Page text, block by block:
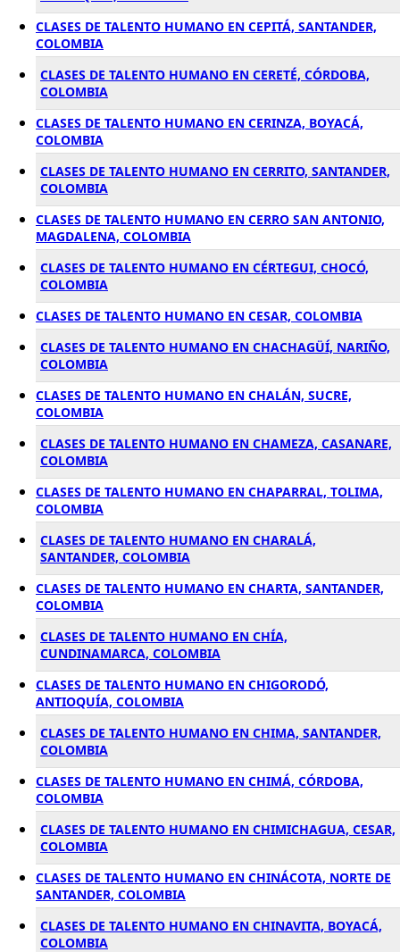
CLASES DE TALENTO HUMANO EN CEPITÁ, SANTANDER,
COLOMBIA
CLASES DE TALENTO HUMANO EN CERETÉ, CÓRDOBA,
COLOMBIA
CLASES DE TALENTO HUMANO EN CERINZA, BOYACÁ,
COLOMBIA
CLASES DE TALENTO HUMANO EN CERRITO, SANTANDER,
COLOMBIA
CLASES DE TALENTO HUMANO EN CERRO SAN ANTONIO,
MAGDALENA, COLOMBIA
CLASES DE TALENTO HUMANO EN CÉRTEGUI, CHOCÓ,
COLOMBIA
CLASES DE TALENTO HUMANO EN CESAR, COLOMBIA
CLASES DE TALENTO HUMANO EN CHACHAGÜÍ, NARIÑO,
COLOMBIA
CLASES DE TALENTO HUMANO EN CHALÁN, SUCRE,
COLOMBIA
CLASES DE TALENTO HUMANO EN CHAMEZA, CASANARE,
COLOMBIA
CLASES DE TALENTO HUMANO EN CHAPARRAL, TOLIMA,
COLOMBIA
CLASES DE TALENTO HUMANO EN CHARALÁ,
SANTANDER, COLOMBIA
CLASES DE TALENTO HUMANO EN CHARTA, SANTANDER,
COLOMBIA
CLASES DE TALENTO HUMANO EN CHÍA,
CUNDINAMARCA, COLOMBIA
CLASES DE TALENTO HUMANO EN CHIGORODÓ,
ANTIOQUÍA, COLOMBIA
CLASES DE TALENTO HUMANO EN CHIMA, SANTANDER,
COLOMBIA
CLASES DE TALENTO HUMANO EN CHIMÁ, CÓRDOBA,
COLOMBIA
CLASES DE TALENTO HUMANO EN CHIMICHAGUA, CESAR,
COLOMBIA
CLASES DE TALENTO HUMANO EN CHINÁCOTA, NORTE DE
SANTANDER, COLOMBIA
CLASES DE TALENTO HUMANO EN CHINAVITA, BOYACÁ,
COLOMBIA